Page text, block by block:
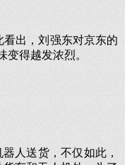
看出，刘强东对京东的
得越发浓烈。
人送货，不仅如此，